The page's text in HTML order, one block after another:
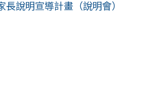
說明宣導計畫（說明會）